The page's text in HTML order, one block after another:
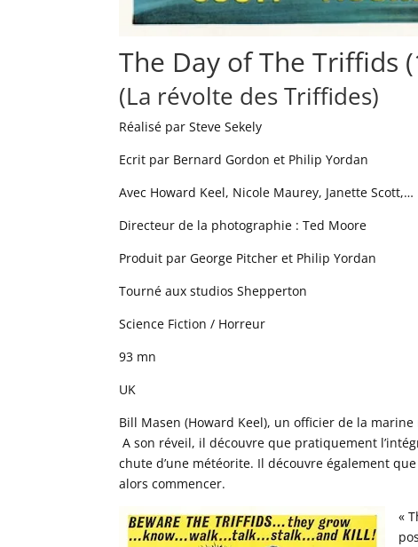
The Day of The Triffids
(La révolte des Triffides)
Réalisé par Steve Sekely
Ecrit par Bernard Gordon et Philip Yordan
Avec Howard Keel, Nicole Maurey, Janette Scott,…
Directeur de la photographie : Ted Moore
Produit par George Pitcher et Philip Yordan
Tourné aux studios Shepperton
Science Fiction / Horreur
93 mn
UK
Bill Masen (Howard Keel), un officier de la
A son réveil, il découvre que pratiquement
chute d’une météorite. Il découvre également
alors commencer.
«